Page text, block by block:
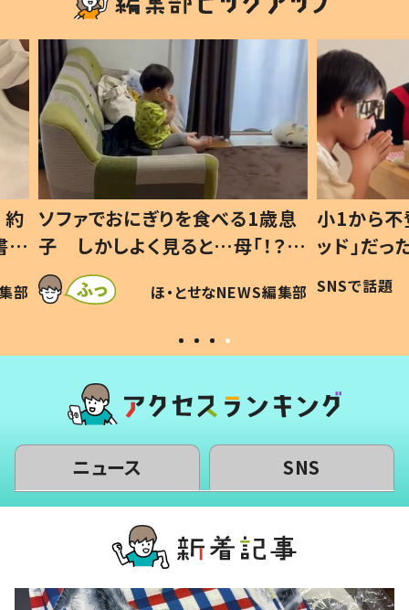
歳息
？」
可愛
編集部
小1から不登校、息子は「ギフテ
ッド」だった 父が“ウチ給食”を
作り続ける理由とは #令和の親
#令和の子
SNSで話題 ほ・とせなNEWS編集部
ひ孫
が、抱
「涙
い」
ニュース SNS